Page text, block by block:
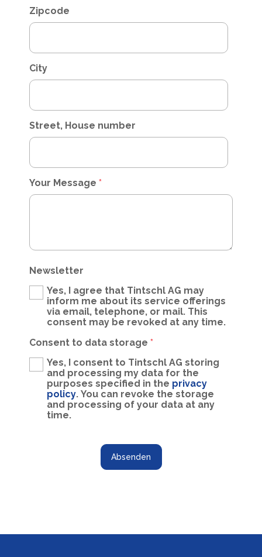
Zipcode
City
Street, House number
Your Message *
Newsletter
Yes, I agree that Tintschl AG may
inform me about its service offerings
via email, telephone, or mail. This
consent may be revoked at any time.
Consent to data storage *
Yes, I consent to Tintschl AG storing
and processing my data for the
purposes specified in the privacy
policy. You can revoke the storage
and processing of your data at any
time.